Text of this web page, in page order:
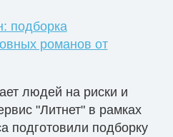
подборка
романов от
людей на риски и
"Литнет" в рамках
подготовили подборку